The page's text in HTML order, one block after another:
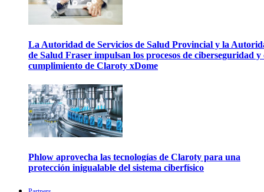
La Autoridad de Servicios de Salud Provincial y la
de Salud Fraser impulsan los procesos de ciberseguridad y
cumplimiento de Claroty xDome
Phlow aprovecha las tecnologías de Claroty para una
protección inigualable del sistema ciberfísico